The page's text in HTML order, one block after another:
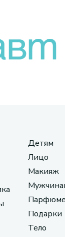
Детям
Лицо
Макияж
Подарки
Тело